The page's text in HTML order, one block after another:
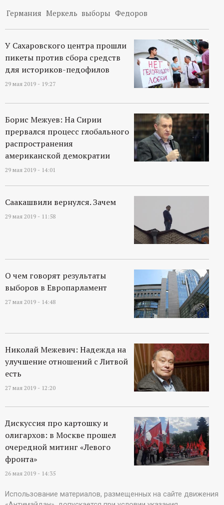
Германия Меркель выборы Федоров
У Сахаровского центра прошли
пикеты против сбора средств
для историков-педофилов
29 мая 2019 - 19:27
Борис Межуев: На Сирии
прервался процесс глобального
распространения
американской демократии
29 мая 2019 - 14:01
Саакашвили вернулся. Зачем
29 мая 2019 - 11:58
О чем говорят результаты
выборов в Европарламент
27 мая 2019 - 14:48
Николай Межевич: Надежда на
улучшение отношений с Литвой
есть
27 мая 2019 - 12:20
Дискуссия про картошку и
олигархов: в Москве прошел
очередной митинг «Левого
фронта»
26 мая 2019 - 14:35
Использование материалов, размещенных на сайте движения